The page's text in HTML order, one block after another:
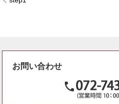
お問い合わせ